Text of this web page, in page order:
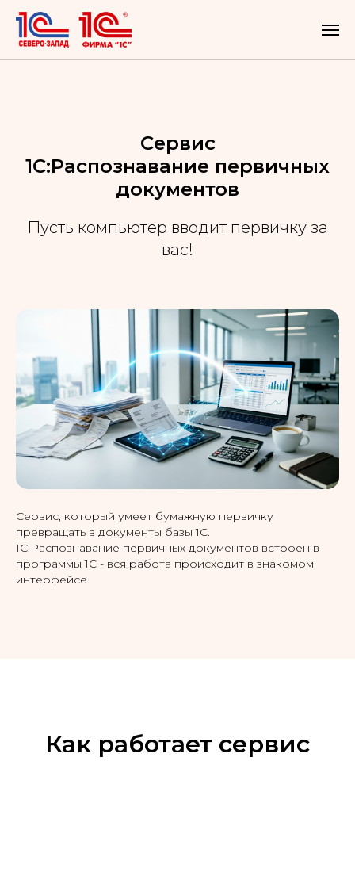
Сервис
1С:Распознавание первичных
документов
Пусть компьютер вводит первичку за
вас!
Сервис, который умеет бумажную первичку
превращать в документы базы 1С.
1С:Распознавание первичных документов встроен в
программы 1С - вся работа происходит в знакомом
интерфейсе.
Как работает сервис